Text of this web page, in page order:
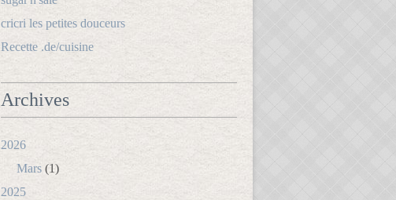
cricri les petites douceurs
Recette .de/cuisine
Archives
2026
Mars (1)
2025